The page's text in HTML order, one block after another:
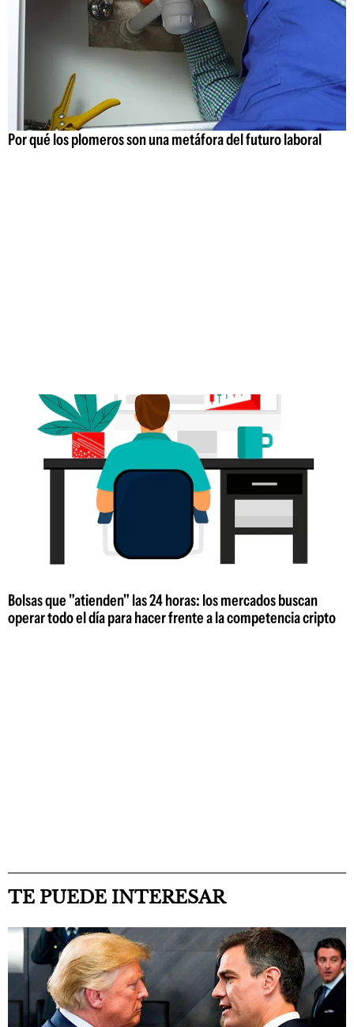
Por qué los plomeros son una metáfora del futuro laboral
Bolsas que "atienden" las 24 horas: los mercados buscan
operar todo el día para hacer frente a la competencia cripto
TE PUEDE INTERESAR